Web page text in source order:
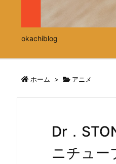
okachiblog
ホーム > アニメ
Dr．
ニチュー